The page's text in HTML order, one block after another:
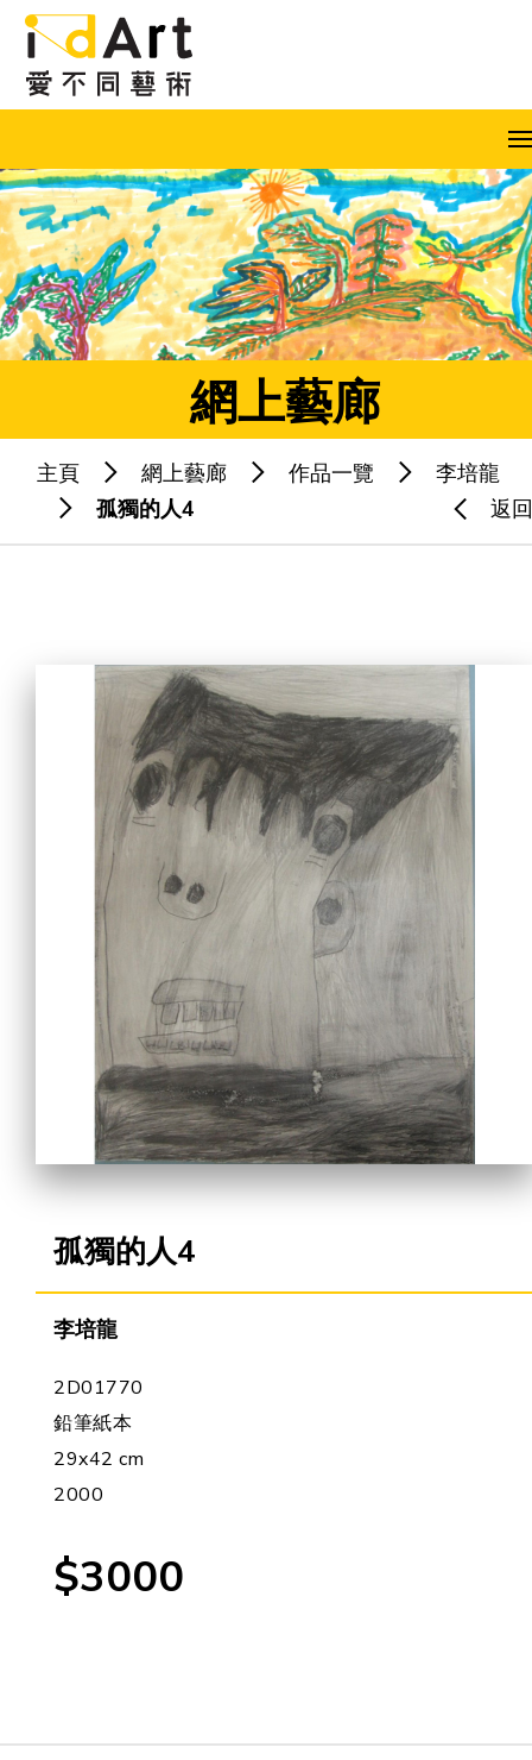
跳到內容（按回車鍵）
EN 繁 简 A A A
熱門關鍵字：藝術共融 藝術家
愛不同藝術
最新消息
藝廊及活動
藝術培訓
愛不同藝術家
網上藝廊
合作機會
網上藝廊
主頁 網上藝廊 作品一覽
李培龍
孤獨的人4
返回
孤獨的人4
李培龍
2D01770
鉛筆紙本
29x42 cm
2000
$3000